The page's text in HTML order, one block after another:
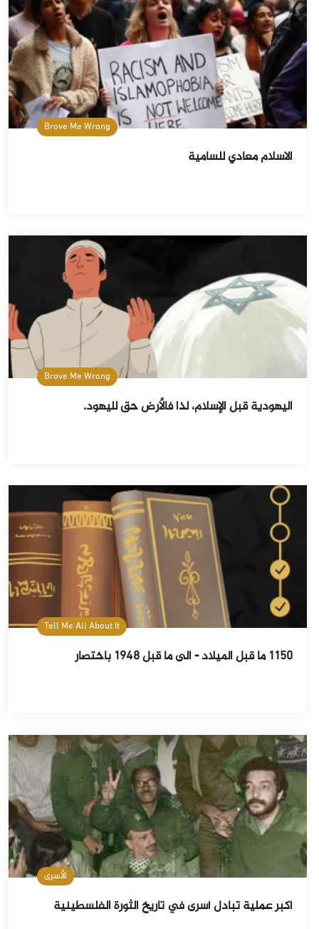
Brove Me Wrong
الاسلام معادي للسامية
Brove Me Wrong
اليهودية قبل الإسلام، لذا فالأرض حق لليهود.
Tell Me All About It
1150 ما قبل الميلاد - الى ما قبل 1948 باختصار
الأسرى
أكبر عملية تبادل أسرى في تاريخ الثورة الفلسطينية